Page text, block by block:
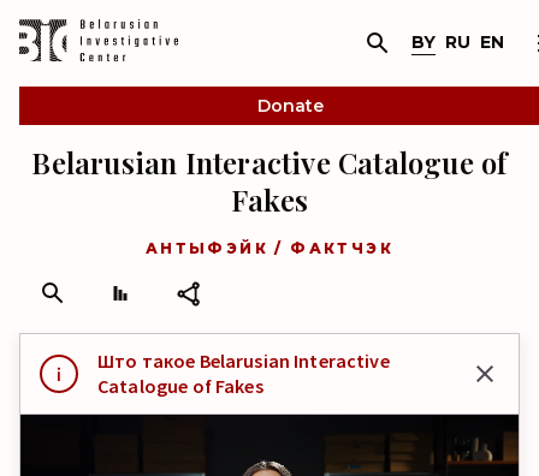
BY RU EN
Donate
Belarusian Interactive Catalogue of
Fakes
АНТЫФЭЙК / ФАКТЧЭК
Што такое Belarusian Interactive
Catalogue of Fakes